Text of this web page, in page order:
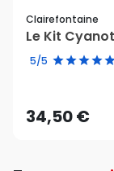
Clairefontaine
Le Kit
5/5
34,50 €